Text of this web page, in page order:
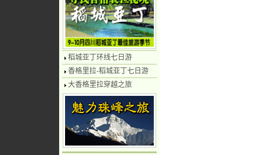
稻城亚丁环线七日游
香格里拉-稻城亚丁七日游
大香格里拉穿越之旅